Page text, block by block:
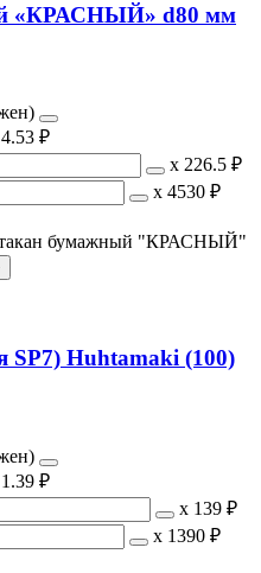
«КРАСНЫЙ» d80 мм
4.53 ₽
х 226.5 ₽
х 4530 ₽
бумажный "КРАСНЫЙ"
Huhtamaki (100)
1.39 ₽
х 139 ₽
х 1390 ₽